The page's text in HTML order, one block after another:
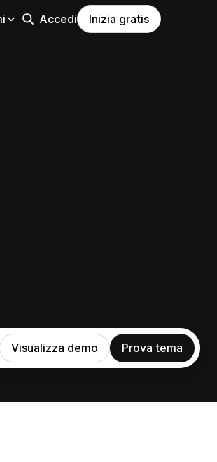
Accedi Inizia gratis
Visualizza demo Prova tema